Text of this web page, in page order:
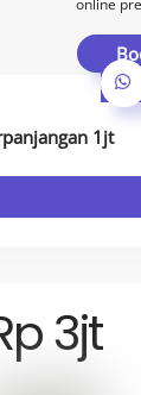
1jt
3jt